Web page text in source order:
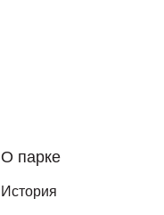
О парке
История